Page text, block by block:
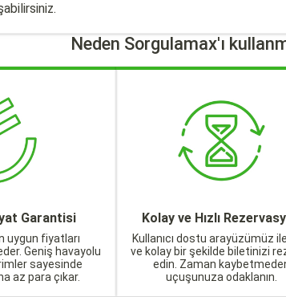
Neden Sorgulamax'ı
Garantisi
uygun fiyatları
Geniş havayolu
sayesinde
az para çıkar.
Kolay ve Hızlı
Kullanıcı dostu arayüzümüz ile
ve kolay bir şekilde biletinizi
edin. Zaman
uçuşunuza odaklanın.